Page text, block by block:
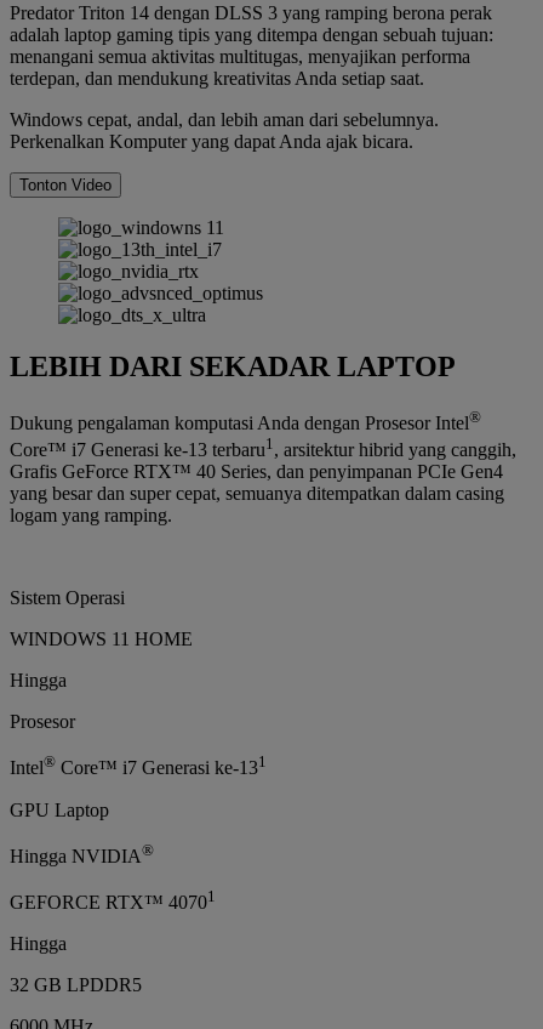
Predator Triton 14 dengan DLSS 3 yang ramping berona perak
adalah laptop gaming tipis yang ditempa dengan sebuah tujuan:
menangani semua aktivitas multitugas, menyajikan performa
terdepan, dan mendukung kreativitas Anda setiap saat.
Windows cepat, andal, dan lebih aman dari sebelumnya.
Perkenalkan Komputer yang dapat Anda ajak bicara.
Tonton Video
LEBIH DARI SEKADAR LAPTOP
Dukung pengalaman komputasi Anda dengan Prosesor Intel®
Core™ i7 Generasi ke-13 terbaru1, arsitektur hibrid yang canggih,
Grafis GeForce RTX™ 40 Series, dan penyimpanan PCIe Gen4
yang besar dan super cepat, semuanya ditempatkan dalam casing
logam yang ramping.
Sistem Operasi
WINDOWS 11 HOME
Hingga
Prosesor
Intel® Core™ i7 Generasi ke-131
GPU Laptop
Hingga NVIDIA®
GEFORCE RTX™ 40701
Hingga
32 GB LPDDR5